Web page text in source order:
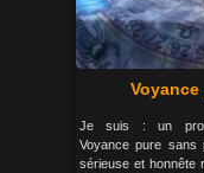
Je suis : un
Voyance pure sans
sérieuse et honnête